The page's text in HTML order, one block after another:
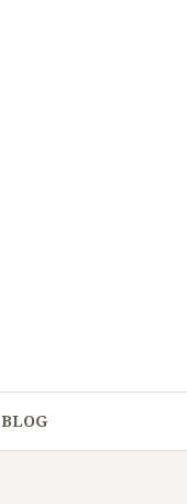
BLOG